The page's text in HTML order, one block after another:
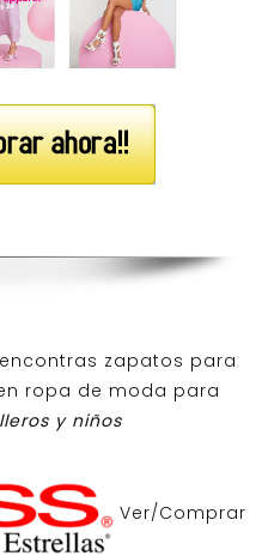
encontras zapatos para
ropa de moda para
y niños
Ver/Comprar